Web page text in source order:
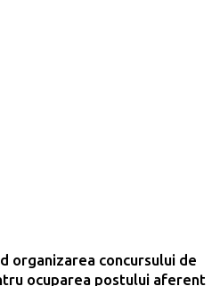
organizarea concursului de
ocuparea postului aferent